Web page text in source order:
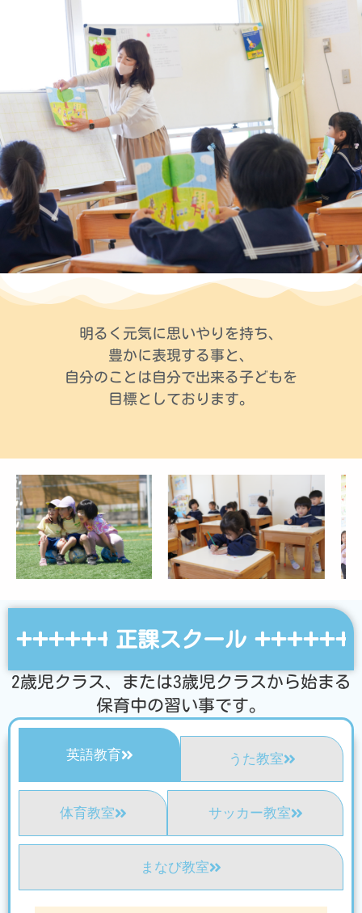
明るく元気に思いやりを持ち、
豊かに表現する事と、
自分のことは自分で出来る子どもを
目標としております。
正課スクール
2歳児クラス、または3歳児クラスから始まる
保育中の習い事です。
英語教育 うた教室
体育教室 サッカー教室
まなび教室